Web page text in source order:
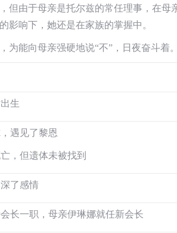
但由于母亲是托尔兹的常任理事，在母
影响下，她还是在家族的掌握中。
能向母亲强硬地说“不”，日夜奋斗着。
生
遇见了黎恩
，但遗体未被找到
了感情
长一职，母亲伊琳娜就任新会长